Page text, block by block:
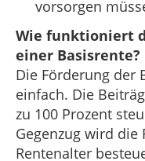
vorsorgen
Wie funktioniert
einer Basisrente?
Die Förderung der
einfach. Die
zu 100 Prozent
Gegenzug wird die
Rentenalter